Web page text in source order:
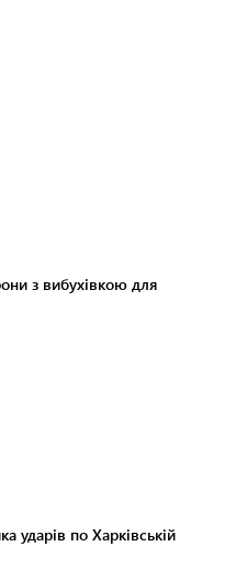
з вибухівкою для
ударів по Харківській